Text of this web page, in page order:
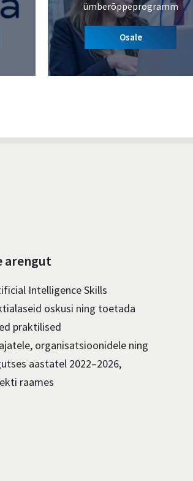
ümberõppeprogramm
Osale
arengut
Intelligence Skills
oskusi ning toetada
praktilised
organisatsioonidele ning
aastatel 2022–2026,
raames